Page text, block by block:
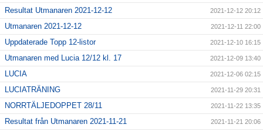
Resultat Utmanaren 2021-12-12 2021-12-12 20:12
Utmanaren 2021-12-12 2021-12-11 22:00
Uppdaterade Topp 12-listor 2021-12-10 16:15
Utmanaren med Lucia 12/12 kl. 17 2021-12-09 13:40
LUCIA 2021-12-06 02:15
LUCIATRÄNING 2021-11-29 20:31
NORRTÄLJEDOPPET 28/11 2021-11-22 13:35
Resultat från Utmanaren 2021-11-21 2021-11-21 20:06